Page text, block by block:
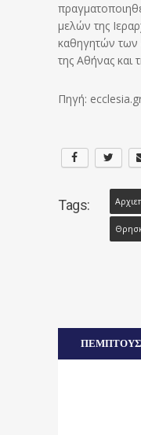
μελών της
καθηγητών
της Αθήνας και
Πηγή:
Tags: